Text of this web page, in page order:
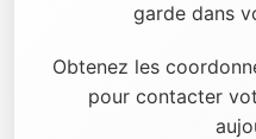
garde dans
Obtenez les
pour contacter